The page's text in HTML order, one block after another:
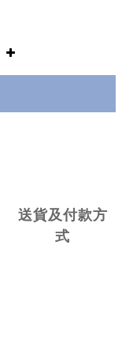
送貨及付款方
式